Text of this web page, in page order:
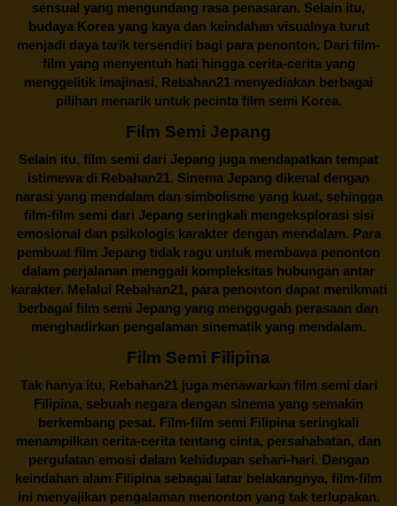
sensual yang mengundang rasa penasaran. Selain itu,
budaya Korea yang kaya dan keindahan visualnya turut
menjadi daya tarik tersendiri bagi para penonton. Dari film-
film yang menyentuh hati hingga cerita-cerita yang
menggelitik imajinasi, Rebahan21 menyediakan berbagai
pilihan menarik untuk pecinta film semi Korea.
Film Semi Jepang
Selain itu, film semi dari Jepang juga mendapatkan tempat
istimewa di Rebahan21. Sinema Jepang dikenal dengan
narasi yang mendalam dan simbolisme yang kuat, sehingga
film-film semi dari Jepang seringkali mengeksplorasi sisi
emosional dan psikologis karakter dengan mendalam. Para
pembuat film Jepang tidak ragu untuk membawa penonton
dalam perjalanan menggali kompleksitas hubungan antar
karakter. Melalui Rebahan21, para penonton dapat menikmati
berbagai film semi Jepang yang menggugah perasaan dan
menghadirkan pengalaman sinematik yang mendalam.
Film Semi Filipina
Tak hanya itu, Rebahan21juga menawarkan film semi dari
Filipina, sebuah negara dengan sinema yang semakin
berkembang pesat. Film-film semi Filipina seringkali
menampilkan cerita-cerita tentang cinta, persahabatan, dan
pergulatan emosi dalam kehidupan sehari-hari. Dengan
keindahan alam Filipina sebagai latar belakangnya, film-film
ini menyajikan pengalaman menonton yang tak terlupakan.